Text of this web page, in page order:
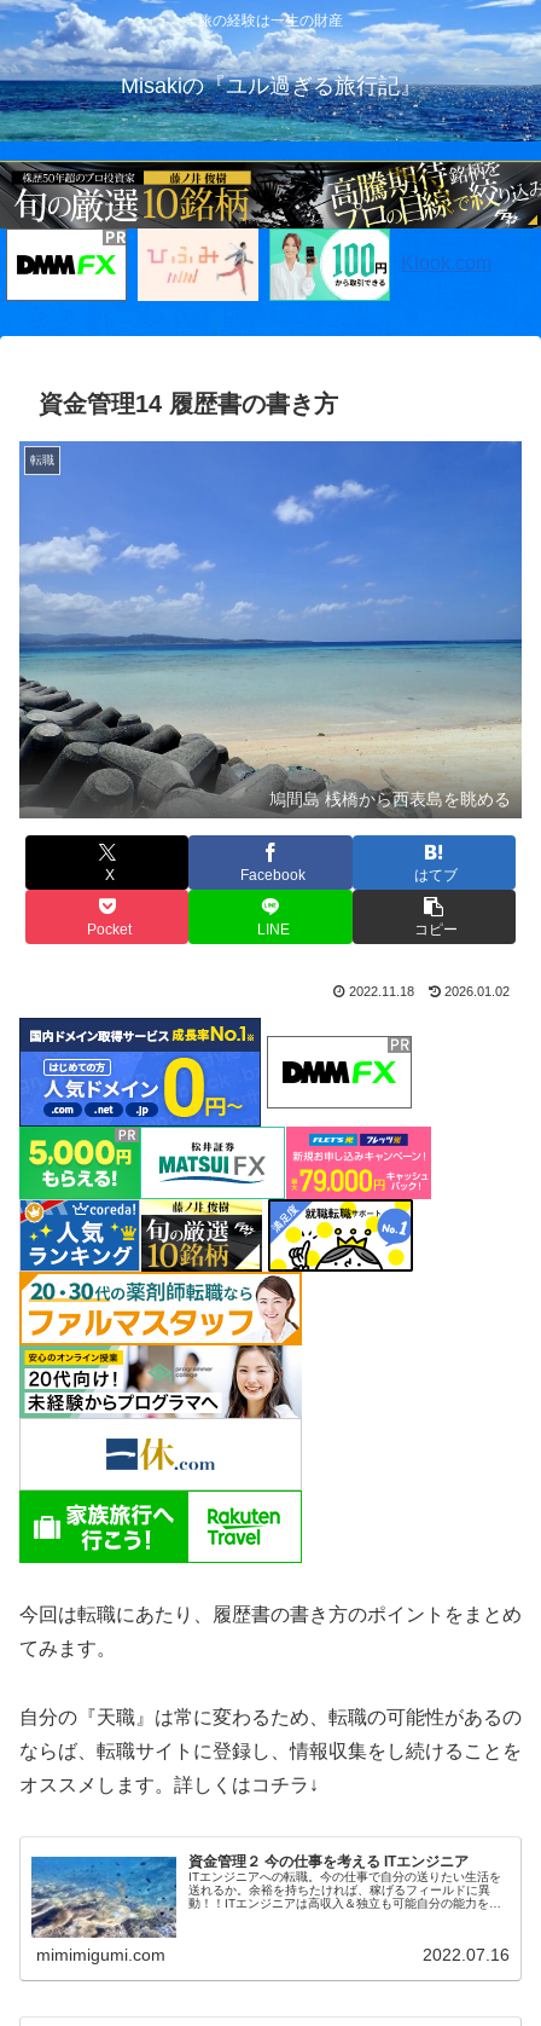
旅の経験は一生の財産
Misakiの『ユル過ぎる旅行記』
Klook.com
資金管理14 履歴書の書き方
転職
鳩間島 桟橋から西表島を眺める
X Facebook はてブ
Pocket LINE コピー
2022.11.18 2026.01.02
今回は転職にあたり、履歴書の書き方のポイントをまとめ
てみます。
自分の『天職』は常に変わるため、転職の可能性があるの
ならば、転職サイトに登録し、情報収集をし続けることを
オススメします。詳しくはコチラ↓
資金管理２ 今の仕事を考える ITエンジニア
ITエンジニアへの転職。今の仕事で自分の送りたい生活を
送れるか。余裕を持ちたければ、稼げるフィールドに異
動！！ITエンジニアは高収入＆独立も可能自分の能力を安
mimimigumi.com 2022.07.16